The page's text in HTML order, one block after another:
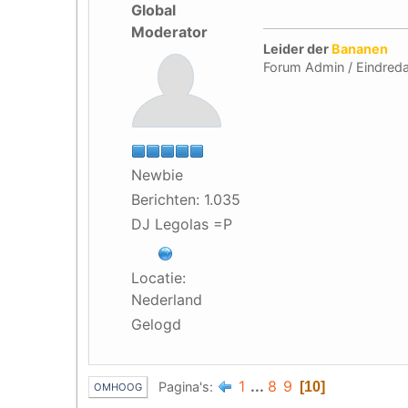
Global
Moderator
Newbie
Berichten: 1.035
DJ Legolas =P
Locatie:
Nederland
Gelogd
Leider der Bananen
Forum Admin /
OMHOOG Pagina's 1 ... 8 9 10